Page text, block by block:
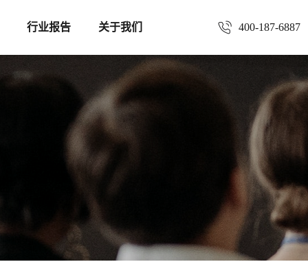
行业报告 关于我们 400-187-6887